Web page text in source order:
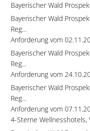
Bayerischer Wald
Bayerischer Wald
Reg...
Anforderung vom
Bayerischer Wald
Reg...
Anforderung vom
Bayerischer Wald
Reg...
Anforderung vom
4-Sterne Wellnesshotels,